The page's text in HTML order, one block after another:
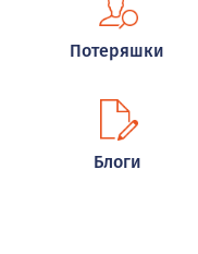
Потеряшки
Блоги